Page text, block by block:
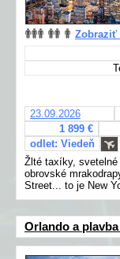
Zobraziť
23.09.2026
1 899 €
odlet: Viedeň
Žlté taxíky, svetelné
obrovské
Street... to je New
Orlando a